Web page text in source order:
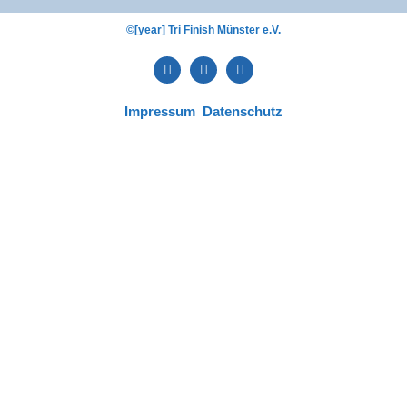
©[year] Tri Finish Münster e.V.
Impressum Datenschutz